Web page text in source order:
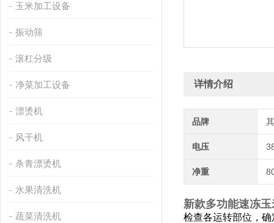
玉米加工设备
振动筛
滚杠分级
净菜加工设备
漂烫机
风干机
杀青漂烫机
水果清洗机
蔬菜清洗机
详情介绍
品牌
电压
净重
新款多功能速冻
检查各运转部位，